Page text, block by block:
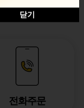
전화주문
닫기